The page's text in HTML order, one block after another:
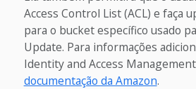
Access Control List (ACL) e faça
para o bucket específico usado
Update. Para informações
Identity and Access
documentação da Amazon.